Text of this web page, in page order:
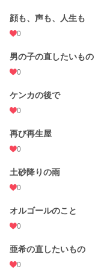
週間ポイント
月間ポイント 0 pt (228,746 位)
年間ポイント
累計ポイント
顔も、声も、人生も
0
男の子の直したいもの
0
ケンカの後で
0
再び再生屋
0
土砂降りの雨
0
オルゴールのこと
0
亜希の直したいもの
0